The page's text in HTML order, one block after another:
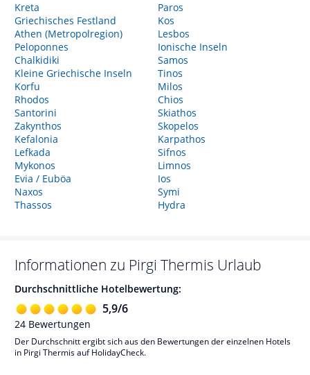
Kreta
Griechisches Festland
Athen (Metropolregion)
Peloponnes
Chalkidiki
Kleine Griechische Inseln
Korfu
Rhodos
Santorini
Zakynthos
Kefalonia
Lefkada
Mykonos
Evia / Euböa
Naxos
Thassos
Paros
Kos
Lesbos
Ionische Inseln
Samos
Tinos
Milos
Chios
Skiathos
Skopelos
Karpathos
Sifnos
Limnos
Ios
Symi
Hydra
Informationen zu Pirgi Thermis Urlaub
Durchschnittliche Hotelbewertung:
5,9/6
24 Bewertungen
Der Durchschnitt ergibt sich aus den Bewertungen der einzelnen Hotels
in Pirgi Thermis auf HolidayCheck.